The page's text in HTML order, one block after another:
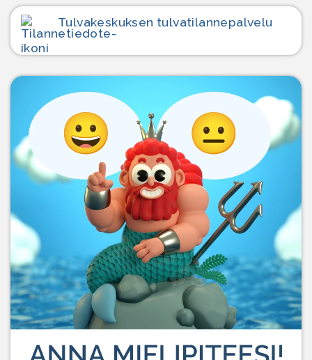
Tulvakeskuksen tulvatilanne­palvelu